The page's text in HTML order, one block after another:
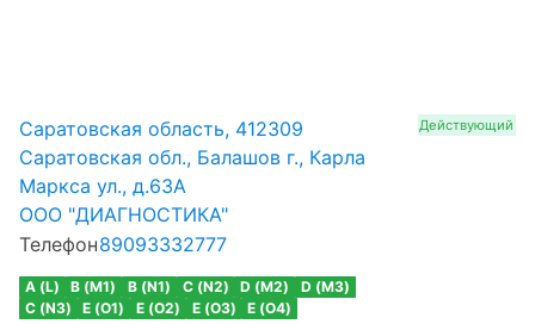
Саратовская область, 412309
Саратовская обл., Балашов г., Карла
Маркса ул., д.63А
ООО "ДИАГНОСТИКА"
Телефон89093332777
A (L) B (M1) B (N1) C (N2) D (M2)
D (M3)
C (N3)
E (O1) E (O2) E (O3) E (O4)
Действующий